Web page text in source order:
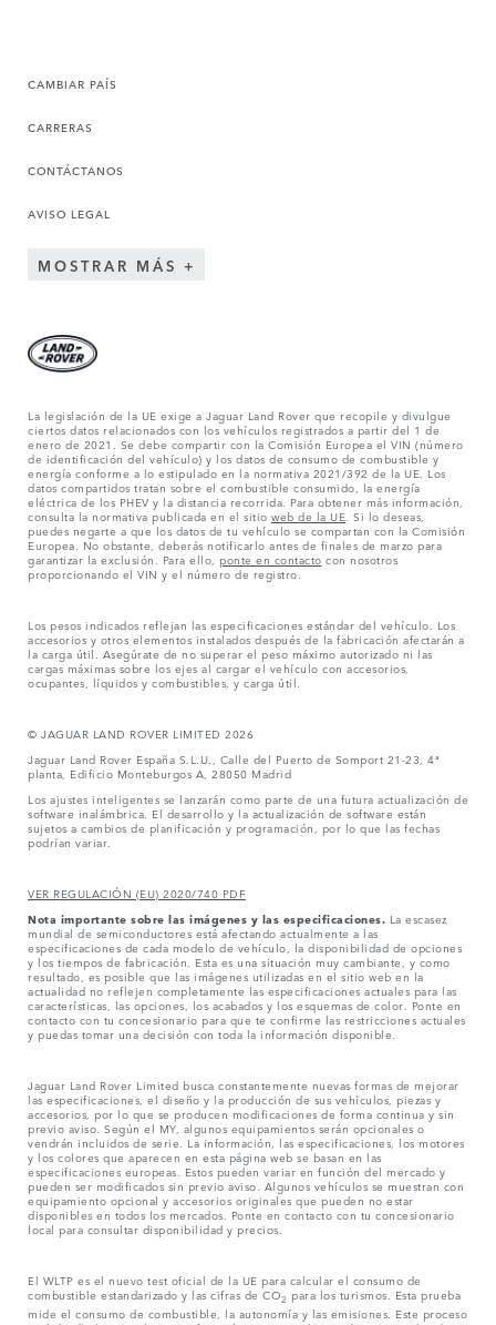
CAMBIAR PAÍS
CARRERAS
CONTÁCTANOS
AVISO LEGAL
MOSTRAR MÁS
La legislación de la UE exige a Jaguar Land Rover que recopile y divulgue
ciertos datos relacionados con los vehículos registrados a partir del 1 de
enero de 2021. Se debe compartir con la Comisión Europea el VIN (número
de identificación del vehículo) y los datos de consumo de combustible y
energía conforme a lo estipulado en la normativa 2021/392 de la UE. Los
datos compartidos tratan sobre el combustible consumido, la energía
eléctrica de los PHEV y la distancia recorrida. Para obtener más información,
consulta la normativa publicada en el sitio web de la UE . Si lo deseas,
puedes negarte a que los datos de tu vehículo se compartan con la Comisión
Europea. No obstante, deberás notificarlo antes de finales de marzo para
garantizar la exclusión. Para ello, ponte en contacto con nosotros
proporcionando el VIN y el número de registro.
Los pesos indicados reflejan las especificaciones estándar del vehículo. Los
accesorios y otros elementos instalados después de la fabricación afectarán a
la carga útil. Asegúrate de no superar el peso máximo autorizado ni las
cargas máximas sobre los ejes al cargar el vehículo con accesorios,
ocupantes, líquidos y combustibles, y carga útil.
© JAGUAR LAND ROVER LIMITED 2026
Jaguar Land Rover España S.L.U., Calle del Puerto de Somport 21-23, 4ª
planta, Edificio Monteburgos A, 28050 Madrid
Los ajustes inteligentes se lanzarán como parte de una futura actualización de
software inalámbrica. El desarrollo y la actualización de software están
sujetos a cambios de planificación y programación, por lo que las fechas
podrían variar.
VER REGULACIÓN (EU) 2020/740 PDF
Nota importante sobre las imágenes y las especificaciones. La escasez
mundial de semiconductores está afectando actualmente a las
especificaciones de cada modelo de vehículo, la disponibilidad de opciones
y los tiempos de fabricación. Esta es una situación muy cambiante, y como
resultado, es posible que las imágenes utilizadas en el sitio web en la
actualidad no reflejen completamente las especificaciones actuales para las
características, las opciones, los acabados y los esquemas de color. Ponte en
contacto con tu concesionario para que te confirme las restricciones actuales
y puedas tomar una decisión con toda la información disponible.
Jaguar Land Rover Limited busca constantemente nuevas formas de mejorar
las especificaciones, el diseño y la producción de sus vehículos, piezas y
accesorios, por lo que se producen modificaciones de forma continua y sin
previo aviso. Según el MY, algunos equipamientos serán opcionales o
vendrán incluidos de serie. La información, las especificaciones, los motores
y los colores que aparecen en esta página web se basan en las
especificaciones europeas. Estos pueden variar en función del mercado y
pueden ser modificados sin previo aviso. Algunos vehículos se muestran con
equipamiento opcional y accesorios originales que pueden no estar
disponibles en todos los mercados. Ponte en contacto con tu concesionario
local para consultar disponibilidad y precios.
El WLTP es el nuevo test oficial de la UE para calcular el consumo de
combustible estandarizado y las cifras de CO2 para los turismos. Esta prueba
mide el consumo de combustible, la autonomía y las emisiones. Este proceso